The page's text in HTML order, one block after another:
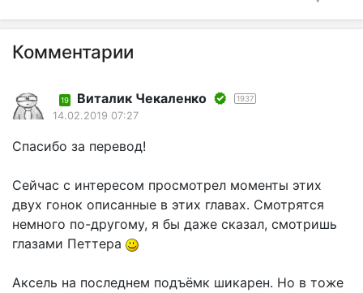
Комментарии
19 Виталик Чекаленко 1937
14.02.2019 07:27
Спасибо за перевод!
Сейчас с интересом просмотрел моменты этих
двух гонок описанные в этих главах. Смотрятся
немного по-другому, я бы даже сказал, смотришь
глазами Петтера
Аксель на последнем подъёмк шикарен. Но в тоже